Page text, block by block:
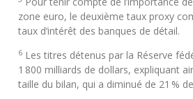
zone euro, le deuxième taux proxy
taux d’intérêt des banques de détail.
6Les titres détenus par la Réserve
1 800 milliards de dollars, expliquant
taille du bilan, qui a diminué de 21 %